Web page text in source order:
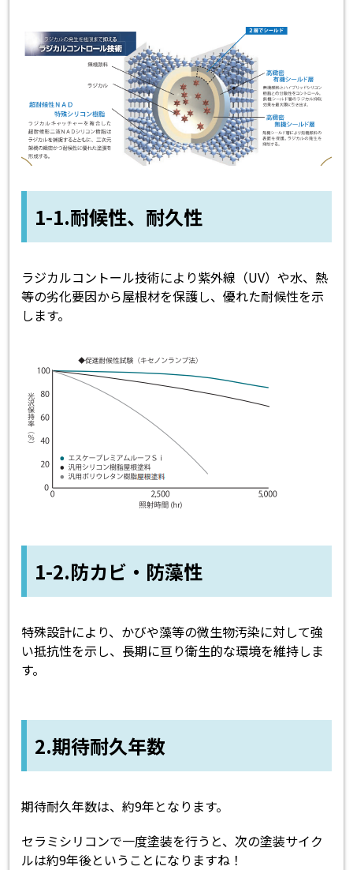
1-1.耐候性、耐久性
ラジカルコントール技術により紫外線（UV）や水、熱
等の劣化要因から屋根材を保護し、優れた耐候性を示
します。
1-2.防カビ・防藻性
特殊設計により、かびや藻等の微生物汚染に対して強
い抵抗性を示し、長期に亘り衛生的な環境を維持しま
す。
2.期待耐久年数
期待耐久年数は、約9年となります。
セラミシリコンで一度塗装を行うと、次の塗装サイク
ルは約9年後ということになりますね！